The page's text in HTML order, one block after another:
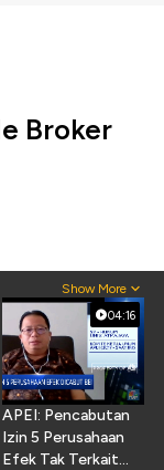
Broker
Show More
04:16
APEI: Pencabutan
Izin 5 Perusahaan
Efek Tak Terkait